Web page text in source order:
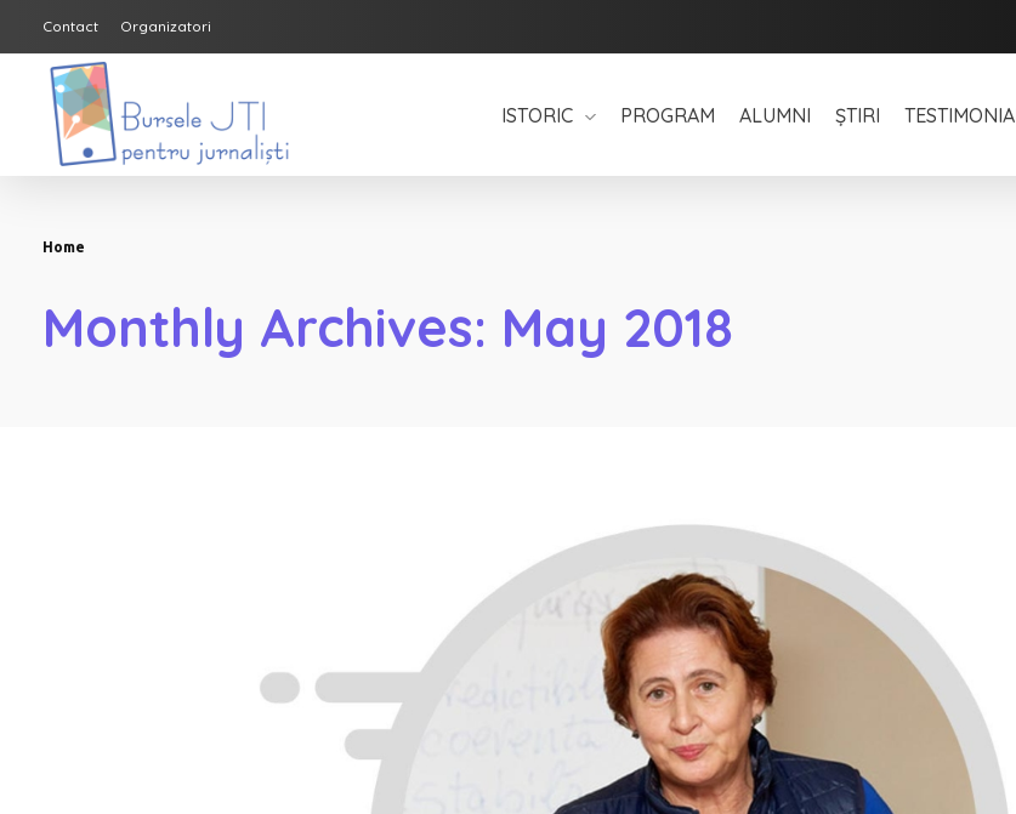
Contact Organizatori
Bursele JTI pentru Jurnalisti
ISTORIC PROGRAM ALUMNI ȘTIRI
Home
Monthly Archives: May 2018